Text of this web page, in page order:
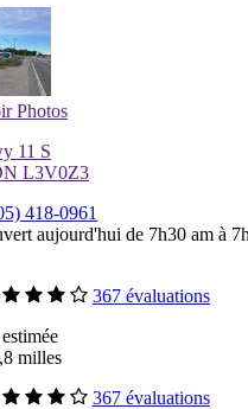
Photos
11 S
L3V0Z3
418-0961
aujourd'hui de 7h30 am à
367 évaluations
milles
367 évaluations